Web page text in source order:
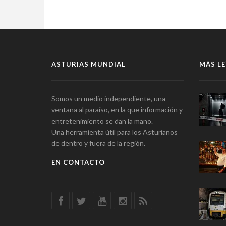
ASTURIAS MUNDIAL
Somos un medio independiente, una
ventana al paraíso, en la que información y
entretenimiento se dan la mano.
Una herramienta útil para los Asturianos
de dentro y fuera de la región.
EN CONTACTO
MÁS